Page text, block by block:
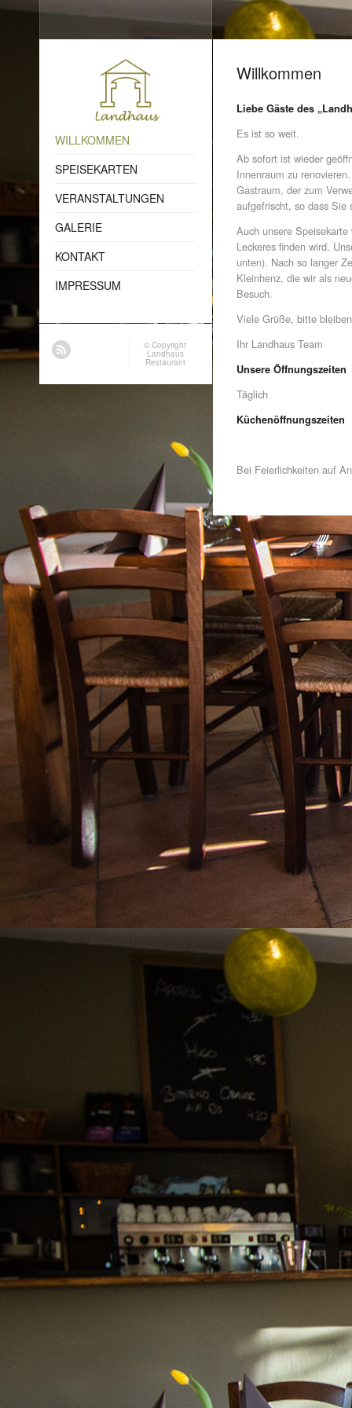
Willkommen
Liebe Gäste des
Es ist so weit.
Ab sofort ist wieder
Innenraum zu
Gastraum, der zum
aufgefrischt, so dass Sie
Auch unsere
Leckeres finden wird.
unten). Nach so langer
Kleinhenz, die wir als
Besuch.
Viele Grüße, bitte
Ihr Landhaus Team
Unsere Öffnungszeiten
Täglich
Bei Feierlichkeiten auf
WILLKOMMEN
SPEISEKARTEN
VERANSTALTUNGEN
GALERIE
KONTAKT
IMPRESSUM
© Copyright
Landhaus
Restaurant